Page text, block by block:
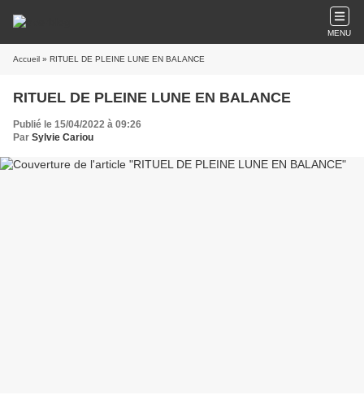
MENU
Accueil » RITUEL DE PLEINE LUNE EN BALANCE
RITUEL DE PLEINE LUNE EN BALANCE
Publié le 15/04/2022 à 09:26
Par Sylvie Cariou